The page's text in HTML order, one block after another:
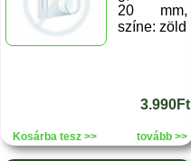
20 mm,
színe: zöld
3.990Ft
Kosárba tesz >> tovább >>